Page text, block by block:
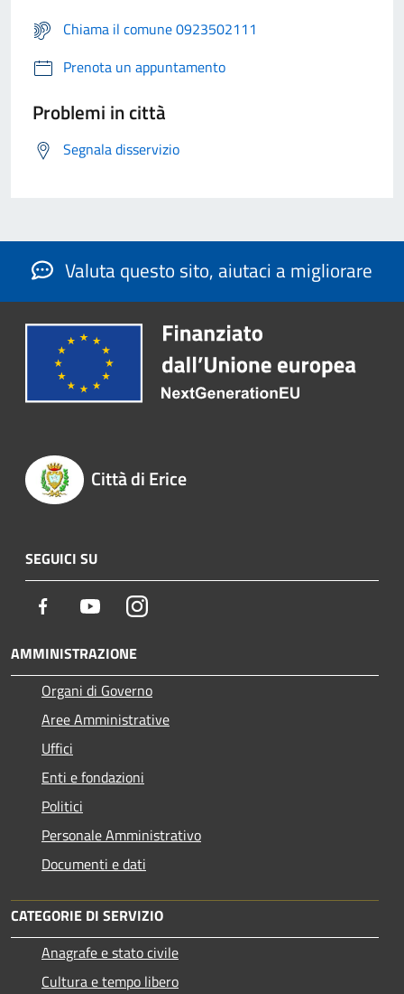
Chiama il comune 0923502111
Prenota un appuntamento
Problemi in città
Segnala disservizio
Valuta questo sito, aiutaci a migliorare
Città di Erice
SEGUICI SU
Facebook YoutubeInstagram
AMMINISTRAZIONE
Organi di Governo
Aree Amministrative
Uffici
Enti e fondazioni
Politici
Personale Amministrativo
Documenti e dati
CATEGORIE DI SERVIZIO
Anagrafe e stato civile
Cultura e tempo libero